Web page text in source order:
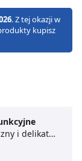
. Z tej okazji w
kupisz
i delikatny
to